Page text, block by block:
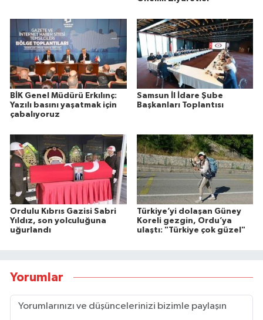
BİK Genel Müdürü Erkılınç:
Yazılı basını yaşatmak için
çabalıyoruz
Samsun İl İdare Şube
Başkanları Toplantısı
Ordulu Kıbrıs Gazisi Sabri
Yıldız, son yolculuğuna
uğurlandı
Türkiye’yi dolaşan Güney
Koreli gezgin, Ordu’ya
ulaştı: "Türkiye çok güzel"
Yorumlar